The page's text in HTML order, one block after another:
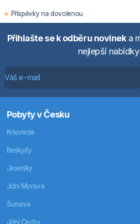
Příspěvky na dovolenou
Přihlašte se k odběru novineka
nejlepší nabídky
Pobyty v Česku
Krkonoše
Beskydy
Jeseníky
Jižní Morava
Šumava
Jižní Čechy